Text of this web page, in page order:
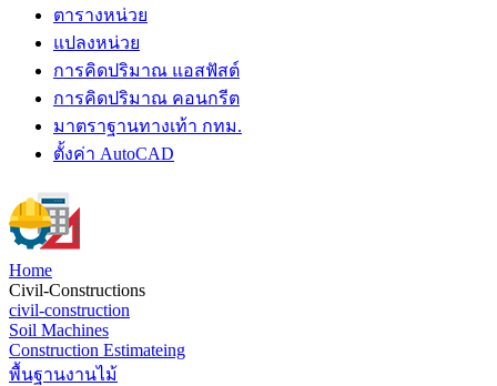
ตารางหน่วย
แปลงหน่วย
การคิดปริมาณ แอสฟัสต์
การคิดปริมาณ คอนกรีต
มาตราฐานทางเท้า กทม.
ตั้งค่า AutoCAD
Home
Civil-Constructions
civil-construction
Soil Machines
Construction Estimateing
พื้นฐานงานไม้